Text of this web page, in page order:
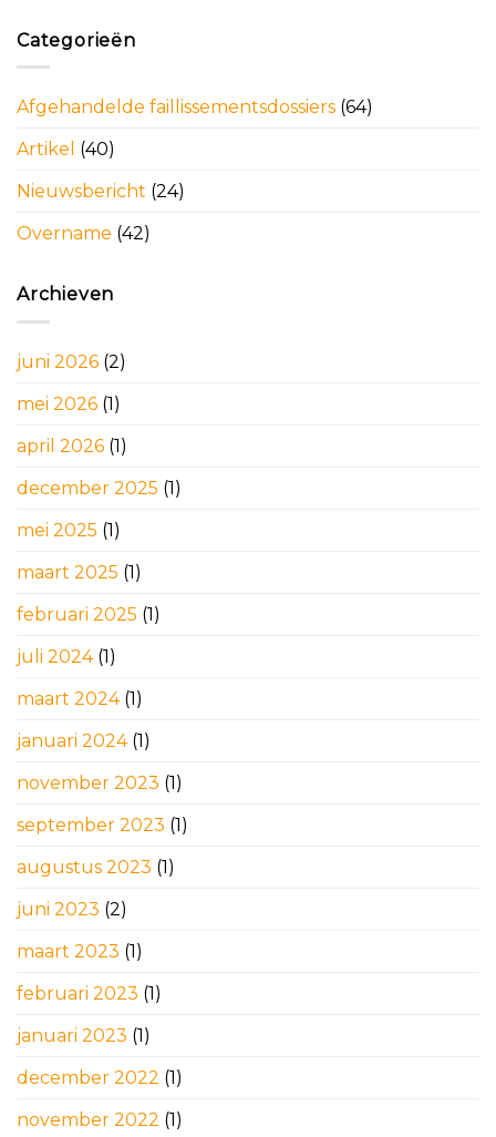
Categorieën
Afgehandelde faillissementsdossiers (64)
Artikel (40)
Nieuwsbericht (24)
Overname (42)
Archieven
juni 2026 (2)
mei 2026 (1)
april 2026 (1)
december 2025 (1)
mei 2025 (1)
maart 2025 (1)
februari 2025 (1)
juli 2024(1)
maart 2024(1)
januari 2024(1)
november 2023 (1)
september 2023 (1)
augustus 2023 (1)
juni 2023 (2)
maart 2023 (1)
februari 2023 (1)
januari 2023 (1)
december 2022 (1)
november 2022 (1)